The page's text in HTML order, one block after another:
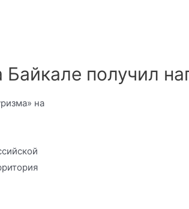
получил
на